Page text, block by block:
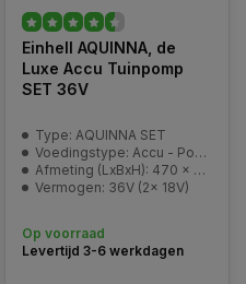
Einhell AQUINNA, de
Luxe Accu Tuinpomp
SET 36V
Type: AQUINNA SET
Voedingstype: Accu - Power-X-Change
Afmeting (LxBxH): 470 x 282 x 287 mm
Vermogen: 36V (2x 18V)
Op voorraad
Levertijd 3-6 werkdagen